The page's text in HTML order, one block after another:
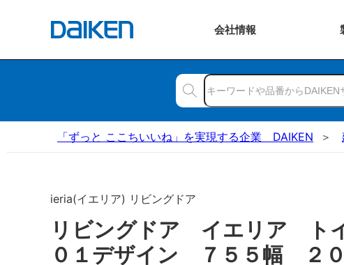
会社情報
「ずっと ここちいいね」を実現する企業 DAIKEN
ieria(イエリア) リビングドア
リビングドア イエリア ト
０１デザイン ７５５幅 ２